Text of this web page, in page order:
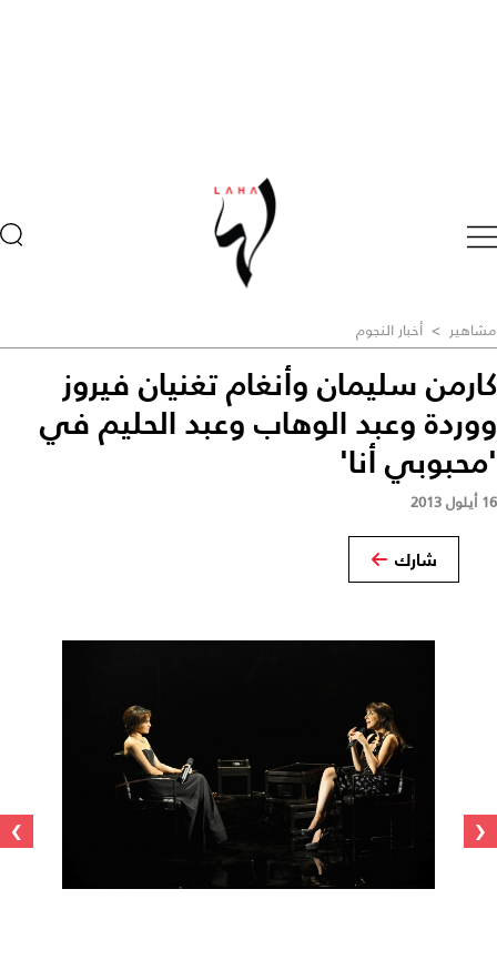
مشاهير > أخبار النجوم
كارمن سليمان وأنغام تغنيان فيروز
ووردة وعبد الوهاب وعبد الحليم في
'محبوبي أنا'
16 أيلول 2013
شارك
‹
›